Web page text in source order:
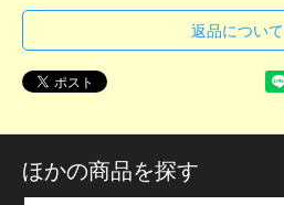
返品について
ほかの商品を探す